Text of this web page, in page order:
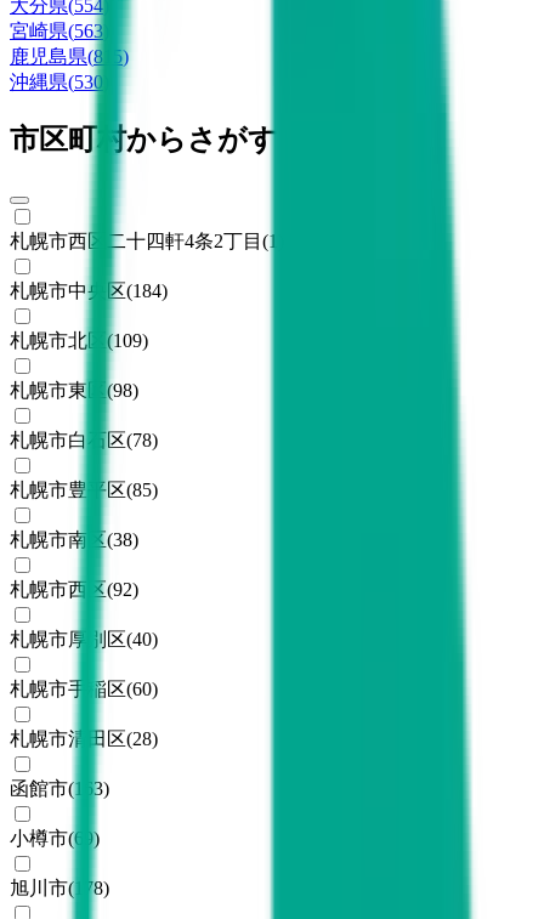
大分県(554
宮崎県(563
鹿児島県(815)
沖縄県(530
市区町村からさがす
札幌市西区二十四軒4条2丁目 (1
札幌市中央区(184)
札幌市北区 (109)
札幌市東区 (98)
札幌市白石区(78)
札幌市豊平区(85)
札幌市南区(38)
札幌市西区(92)
札幌市厚別区(40)
札幌市手稲区(60)
札幌市清田区(28)
函館市(163)
小樽市(69)
旭川市( 178)